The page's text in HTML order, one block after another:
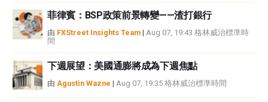
菲律賓：BSP政策前景轉變——渣打銀行
由 FXStreet Insights Team | Aug 07, 19:43 格林威治標準時
間
下週展望：美國通膨將成為下週焦點
由 Agustin Wazne | Aug 07, 19:35 格林威治標準時間